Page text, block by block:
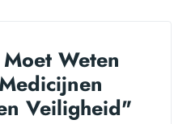
Weten
Veiligheid"